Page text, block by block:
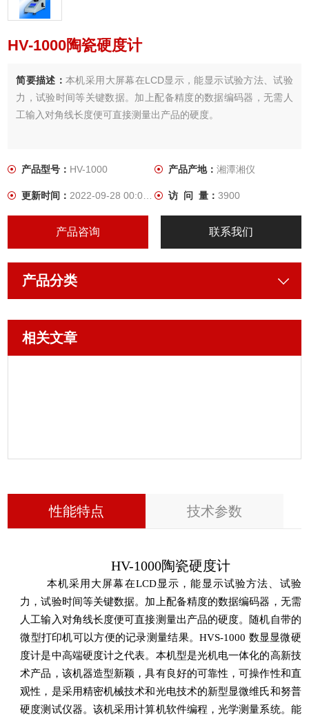
HV-1000陶瓷硬度计
简要描述：本机采用大屏幕在LCD显示，能显示试验方法、试验
力，试验时间等关键数据。加上配备精度的数据编码器，无需人
工输入对角线长度便可直接测量出产品的硬度。
产品型号： HV-1000 产品产地： 湘潭湘仪
更新时间：2022-09-28 00:00:00 访 问 量： 3900
产品咨询 联系我们
产品分类
相关文章
性能特点 技术参数
HV-1000陶瓷硬度计
本机采用大屏幕在LCD显示，能显示试验方法、试验
力，试验时间等关键数据。加上配备精度的数据编码器，无需
人工输入对角线长度便可直接测量出产品的硬度。随机自带的
微型打印机可以方便的记录测量结果。HVS-1000 数显显微硬
度计是中高端硬度计之代表。本机型是光机电一体化的高新技
术产品，该机器造型新颖，具有良好的可靠性，可操作性和直
观性，是采用精密机械技术和光电技术的新型显微维氏和努普
硬度测试仪器。该机采用计算机软件编程，光学测量系统。能